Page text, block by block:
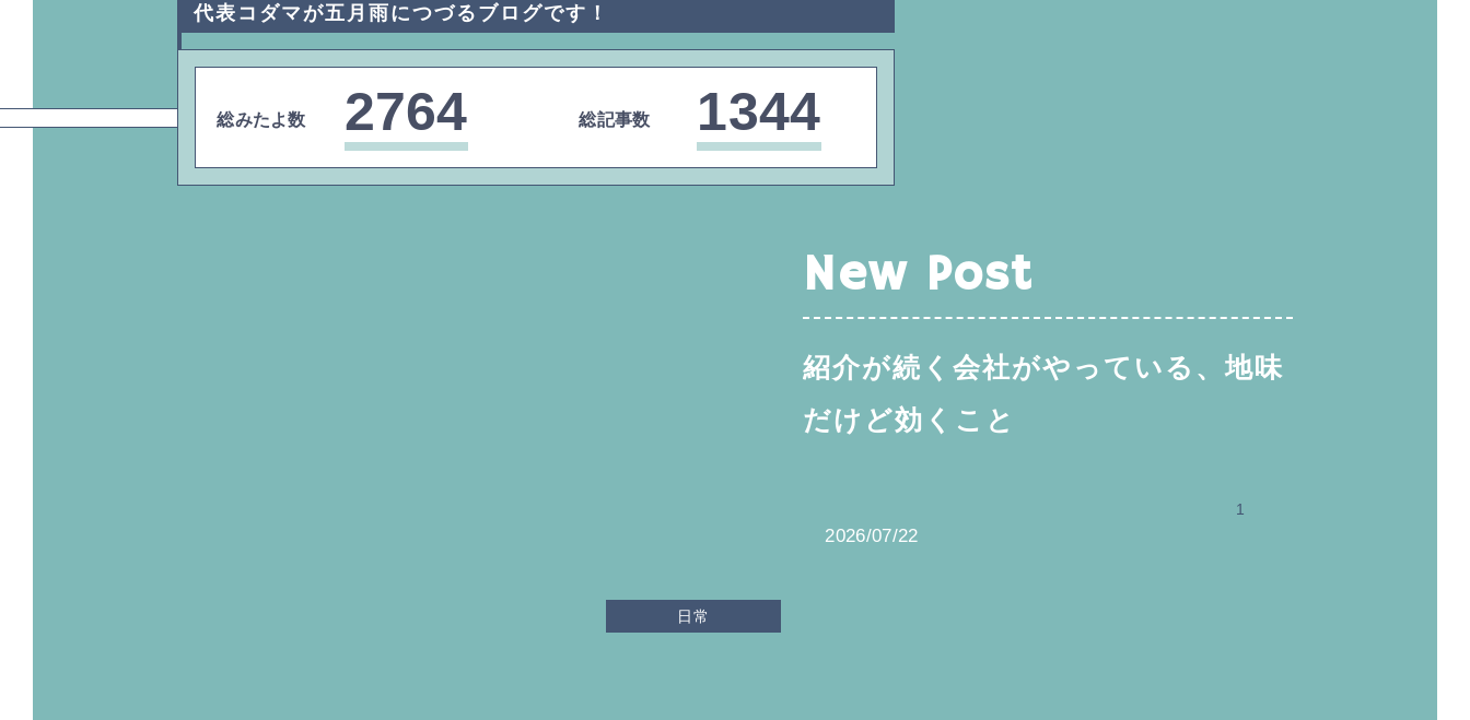
代表コダマが五月雨につづるブログです！
総みたよ数 2764 総記事数 1344
日常
New Post
紹介が続く会社がやっている、地味
だけど効くこと
2026/07/22
1